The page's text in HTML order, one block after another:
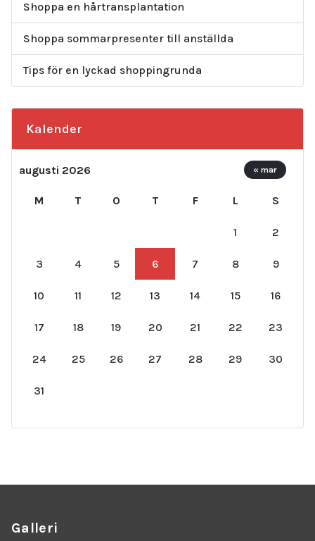
Shoppa en hårtransplantation
Shoppa sommarpresenter till anställda
Tips för en lyckad shoppingrunda
Kalender
augusti 2026
M T O T F L S
1 2
3 4 5 6 7 8 9
10 11 12 13 14 15 16
17 18 19 20 21 22 23
24 25 26 27 28 29 30
31
« mar
Galleri